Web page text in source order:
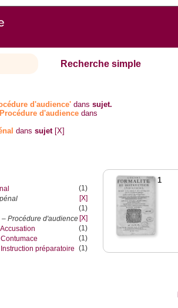
Recherche simple
d'audience' danssujet.
d'audience dans
danssujet [X]
(1)
[X]
(1)
Procédure d'audience [X]
(1)
(1)
préparatoire (1)
1